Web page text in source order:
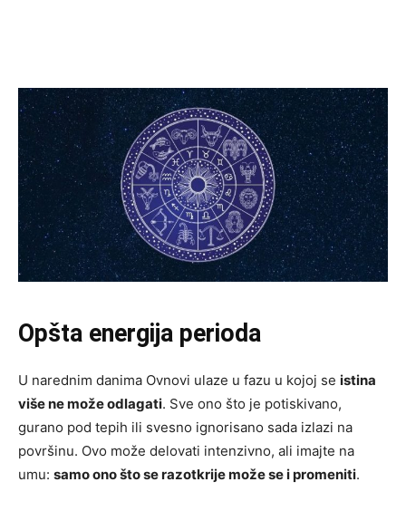
Opšta energija perioda
U narednim danima Ovnovi ulaze u fazu u kojoj se istina
više ne može odlagati. Sve ono što je potiskivano,
gurano pod tepih ili svesno ignorisano sada izlazi na
površinu. Ovo može delovati intenzivno, ali imajte na
umu: samo ono što se razotkrije može se i promeniti.